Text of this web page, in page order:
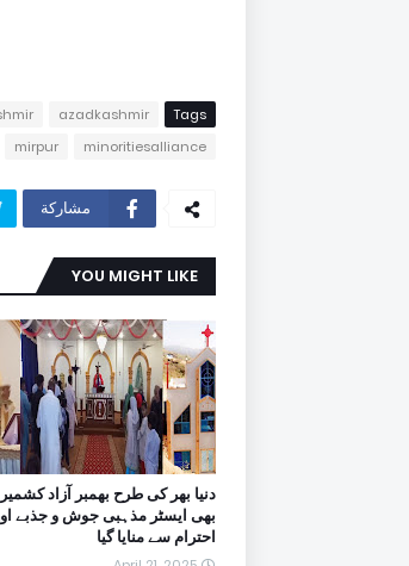
Tags
azadkashmir
minoritiesalliance
mirpur
مشاركة
YOU MIGHT LIKE
دنیا بھر کی طرح بھمبر آزاد
بھی ایسٹر مذہبی جوش و جذبے
احترام سے منایا گیا